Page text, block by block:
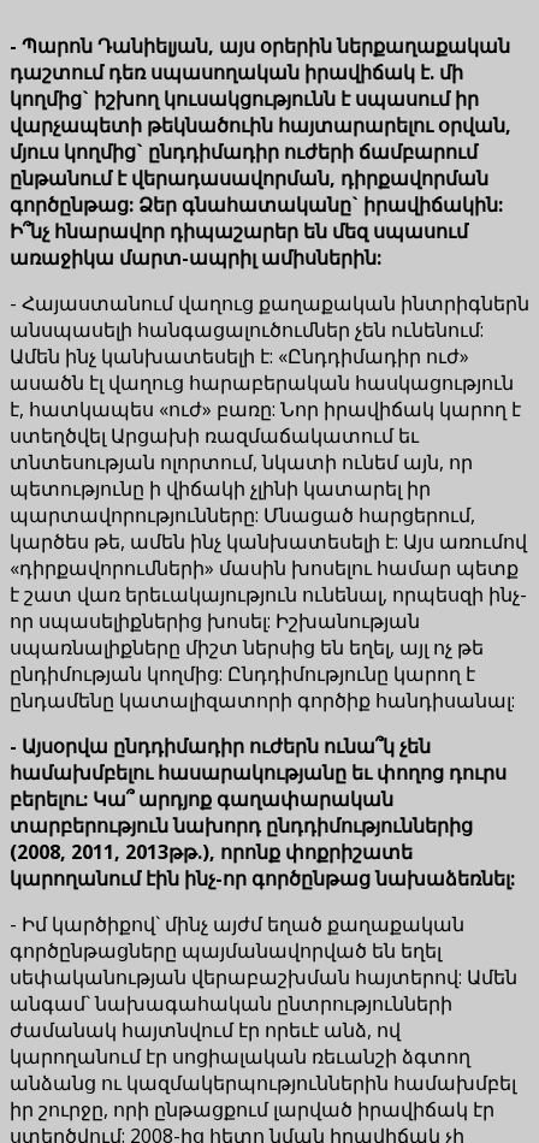
- Պարոն Դանիելյան, այս օրերին ներքաղաքական
դաշտում դեռ սպասողական իրավիճակ է. մի
կողմից` իշխող կուսակցությունն է սպասում իր
վարչապետի թեկնածուին հայտարարելու օրվան,
մյուս կողմից` ընդդիմադիր ուժերի ճամբարում
ընթանում է վերադասավորման, դիրքավորման
գործընթաց: Ձեր գնահատականը` իրավիճակին:
Ի՞նչ հնարավոր դիպաշարեր են մեզ սպասում
առաջիկա մարտ-ապրիլ ամիսներին:
- Հայաստանում վաղուց քաղաքական ինտրիգներն
անսպասելի հանգացալուծումներ չեն ունենում:
Ամեն ինչ կանխատեսելի է: «Ընդդիմադիր ուժ»
ասածն էլ վաղուց հարաբերական հասկացություն
է, հատկապես «ուժ» բառը: Նոր իրավիճակ կարող է
ստեղծվել Արցախի ռազմաճակատում եւ
տնտեսության ոլորտում, նկատի ունեմ այն, որ
պետությունը ի վիճակի չլինի կատարել իր
պարտավորությունները: Մնացած հարցերում,
կարծես թե, ամեն ինչ կանխատեսելի է: Այս առումով
«դիրքավորումների» մասին խոսելու համար պետք
է շատ վառ երեւակայություն ունենալ, որպեսզի ինչ-
որ սպասելիքներից խոսել: Իշխանության
սպառնալիքները միշտ ներսից են եղել, այլ ոչ թե
ընդիմության կողմից: Ընդդիմությունը կարող է
ընդամենը կատալիզատորի գործիք հանդիսանալ:
- Այսօրվա ընդդիմադիր ուժերն ունա՞կ չեն
համախմբելու հասարակությանը եւ փողոց դուրս
բերելու: Կա՞ արդյոք գաղափարական
տարբերություն նախորդ ընդդիմություններից
(2008, 2011, 2013թթ.), որոնք փոքրիշատե
կարողանում էին ինչ-որ գործընթաց նախաձեռնել:
- Իմ կարծիքով` մինչ այժմ եղած քաղաքական
գործընթացները պայմանավորված են եղել
սեփականության վերաբաշխման հայտերով: Ամեն
անգամ` նախագահական ընտրությունների
ժամանակ հայտնվում էր որեւէ անձ, ով
կարողանում էր սոցիալական ռեւանշի ձգտող
անձանց ու կազմակերպություններին համախմբել
իր շուրջը, որի ընթացքում լարված իրավիճակ էր
ստեղծվում: 2008-ից հետո նման իրավիճակ չի